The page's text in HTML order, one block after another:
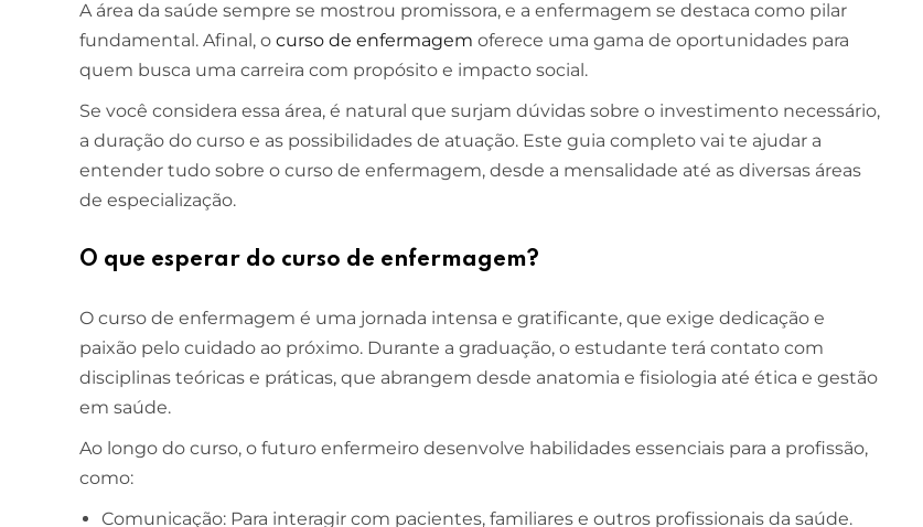
A área da saúde sempre se mostrou promissora, e a enfermagem se destaca como pilar
fundamental. Afinal, o curso de enfermagem oferece uma gama de oportunidades para
quem busca uma carreira com propósito e impacto social.
Se você considera essa área, é natural que surjam dúvidas sobre o investimento necessário,
a duração do curso e as possibilidades de atuação. Este guia completo vai te ajudar a
entender tudo sobre o curso de enfermagem, desde a mensalidade até as diversas áreas
de especialização.
O que esperar do curso de enfermagem?
O curso de enfermagem é uma jornada intensa e gratificante, que exige dedicação e
paixão pelo cuidado ao próximo. Durante a graduação, o estudante terá contato com
disciplinas teóricas e práticas, que abrangem desde anatomia e fisiologia até ética e gestão
em saúde.
Ao longo do curso, o futuro enfermeiro desenvolve habilidades essenciais para a profissão,
como:
Comunicação: Para interagir com pacientes, familiares e outros profissionais da saúde.